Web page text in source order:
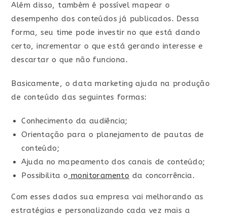
Além disso, também é possível mapear o
desempenho dos conteúdos já publicados. Dessa
forma, seu time pode investir no que está dando
certo, incrementar o que está gerando interesse e
descartar o que não funciona.
Basicamente, o data marketing ajuda na produção
de conteúdo das seguintes formas:
Conhecimento da audiência;
Orientação para o planejamento de pautas de
conteúdo;
Ajuda no mapeamento dos canais de conteúdo;
Possibilita o monitoramento da concorrência.
Com esses dados sua empresa vai melhorando as
estratégias e personalizando cada vez mais a